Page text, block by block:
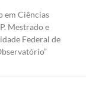
em Ciências
Mestrado e
Federal de